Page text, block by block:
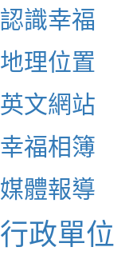
認識幸福
地理位置
英文網站
幸福相簿
媒體報導
行政單位